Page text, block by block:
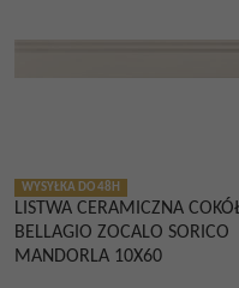
WYSYŁKA DO 48H
LISTWA CERAMICZNA
BELLAGIO ZOCALO SORICO
MANDORLA 10X60